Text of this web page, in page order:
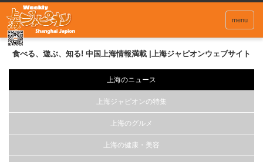
menu
食べる、遊ぶ、知る! 中国上海情報満載 |上海ジャピオンウェブサイト
上海のニュース
上海ジャピオンの特集
上海のグルメ
上海の健康・美容